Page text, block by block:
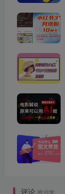
评论 抢沙发